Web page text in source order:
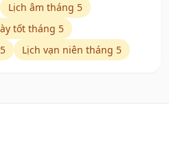
Lịch âm tháng 5
tốt tháng 5
Lịch vạn niên tháng 5